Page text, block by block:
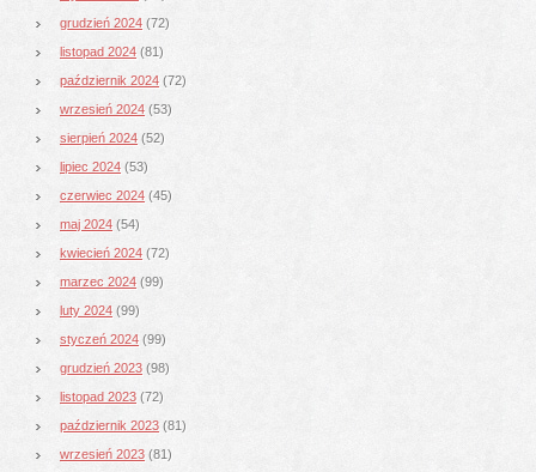
grudzień 2024 (72)
listopad 2024 (81)
październik 2024 (72)
wrzesień 2024 (53)
sierpień 2024 (52)
lipiec 2024 (53)
czerwiec 2024 (45)
maj 2024 (54)
kwiecień 2024 (72)
marzec 2024 (99)
luty 2024 (99)
styczeń 2024 (99)
grudzień 2023 (98)
listopad 2023 (72)
październik 2023 (81)
wrzesień 2023 (81)